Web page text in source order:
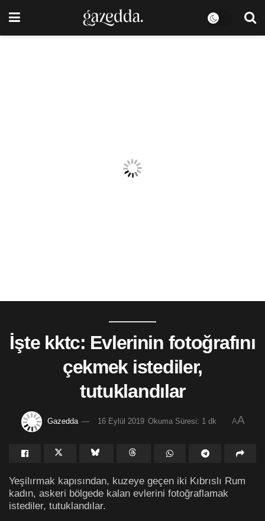
İşte kktc: Evlerinin fotoğrafını
çekmek istediler,
tutuklandılar
Gazedda 16 Eylül 2019 Okuma Süresi: 1 dk AA
Yeşilırmak kapısından, kuzeye geçen iki Kıbrıslı Rum
kadın, askeri bölgede kalan evlerini fotoğraflamak
istediler, tutuklandılar.